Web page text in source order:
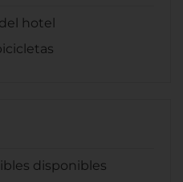
hotel
disponibles